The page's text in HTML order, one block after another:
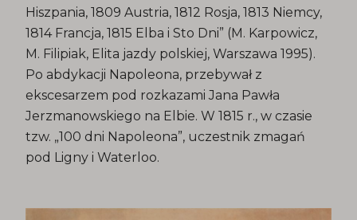
Hiszpania, 1809 Austria, 1812 Rosja, 1813 Niemcy,
1814 Francja, 1815 Elba i Sto Dni” (M. Karpowicz,
M. Filipiak, Elita jazdy polskiej, Warszawa 1995).
Po abdykacji Napoleona, przebywał z
ekscesarzem pod rozkazami Jana Pawła
Jerzmanowskiego na Elbie. W 1815 r., w czasie
tzw. „100 dni Napoleona”, uczestnik zmagań
pod Ligny i Waterloo.